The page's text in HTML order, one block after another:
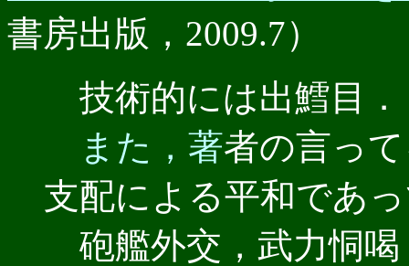
書房出版，2009.7）
技術的には出鱈目．
また，著者の言っ
支配による平和であ
砲艦外交，武力恫喝